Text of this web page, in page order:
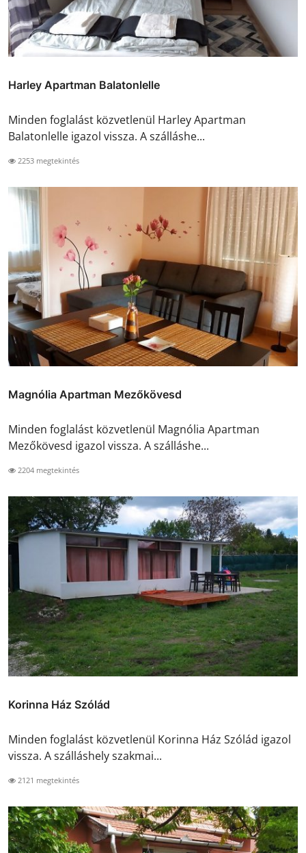
Harley Apartman Balatonlelle
Minden foglalást közvetlenül Harley Apartman
Balatonlelle igazol vissza. A szálláshe...
2253 megtekintés
Magnólia Apartman Mezőkövesd
Minden foglalást közvetlenül Magnólia Apartman
Mezőkövesd igazol vissza. A szálláshe...
2204 megtekintés
Korinna Ház Szólád
Minden foglalást közvetlenül Korinna Ház Szólád igazol
vissza. A szálláshely szakmai...
2121 megtekintés